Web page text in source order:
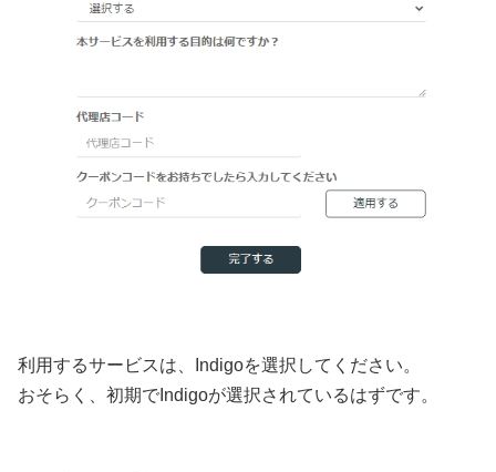
利用するサービスは、Indigoを選択してください。
おそらく、初期でIndigoが選択されているはずです。